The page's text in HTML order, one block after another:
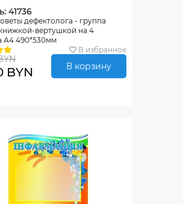
41736
дефектолога - группа
вертушкой на 4
А4 490*530мм
В избранное
BYN В корзину